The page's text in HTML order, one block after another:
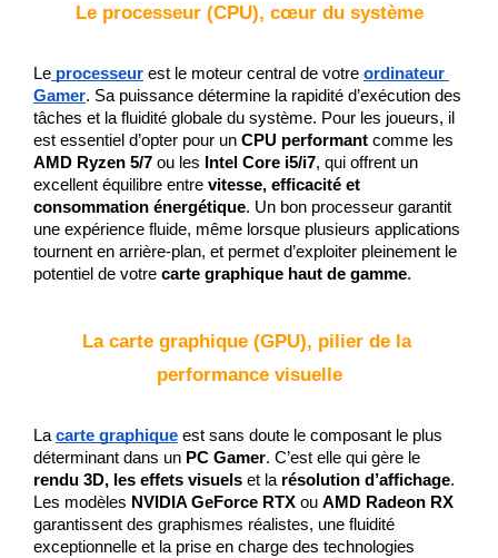
Le processeur (CPU), cœur du système
Le processeur est le moteur central de votre ordinateur
Gamer. Sa puissance détermine la rapidité d’exécution des
tâches et la fluidité globale du système. Pour les joueurs, il
est essentiel d’opter pour un CPU performant
AMD Ryzen 5/7 ou les Intel Core i5/i7, qui offrent un
excellent équilibre entre vitesse, efficacité et
consommation énergétique. Un bon processeur garantit
une expérience fluide, même lorsque plusieurs applications
tournent en arrière-plan, et permet d’exploiter pleinement le
potentiel de votre carte graphique haut de gamme.
La carte graphique (GPU), pilier de la
performance visuelle
La carte graphique est sans doute le composant le plus
déterminant dans un PC Gamer
rendu 3D, les effets visuels et la résolution d’affichage.
Les modèles NVIDIA GeForce RTX ou AMD Radeon RX
garantissent des graphismes réalistes, une fluidité
exceptionnelle et la prise en charge des technologies